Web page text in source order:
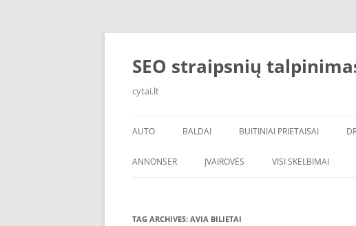
Skip
SEO straipsnių
cytai.lt
AUTO
PADANGOS
BALDAI BUITINIAI PRIETAISAI
ANNONSER ĮVAIROVĖS VISI SKELBIMAI
TAG ARCHIVES: AVIA BILIETAI